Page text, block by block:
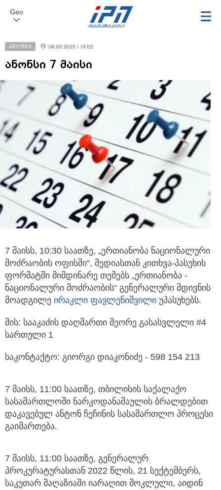
Geo
ანონსი 06.05.2025 / 19:02
ანონსი 7 მაისი
7 მაისს, 10:30 საათზე, „ერთიანობა ნაციონალური
მოძრაობის ოფისში“, მედიასთან კითხვა-პასუხის
ფორმატში მიმდინარე თემებს „ერთიანობა -
ნაციონალური მოძრაობის“ გენერალური მდივნის
მოადგილე ირაკლი ფავლენიშვილი უპასუხებს.
მის: სააკაძის დაღმართი მეორე გასასვლელი #4
სართული 1
საკონტაქტო: გიორგი დიაკონიძე - 598 154 213
7 მაისს, 11:00 საათზე, თბილისის საქალაქო
სასამართლოში ნარკოდანაშაულის ბრალდებით
დაკავებულ ანტონ ჩეჩინის სასამართლო პროცესი
გაიმართება.
7 მაისს, 11:00 საათზე, გენერალურ
პროკურატურასთან 2022 წლის, 21 სექტემბერს,
საკუთარ მაღაზიაში იარაღით მოკლული, აიდინ